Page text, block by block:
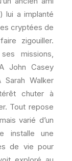
lui a implanté
cryptées de
zigouiller.
missions,
John Casey
Walker
chuter à
Tout repose
varié d’un
installe une
de vie pour